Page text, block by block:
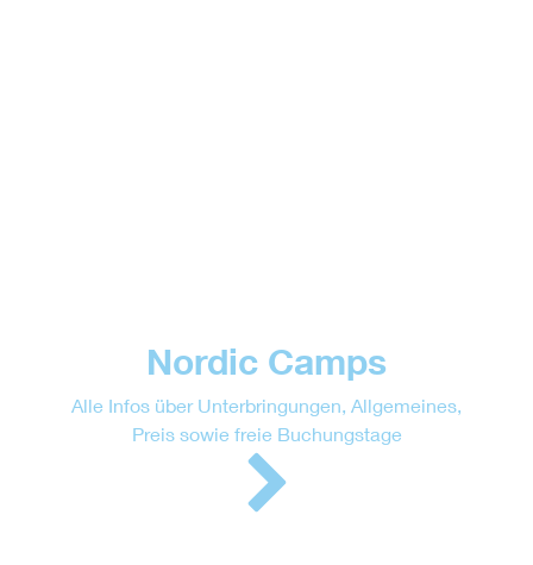
Nordic Camps
Alle Infos über Unterbringungen, Allgemeines,
Preis sowie freie Buchungstage